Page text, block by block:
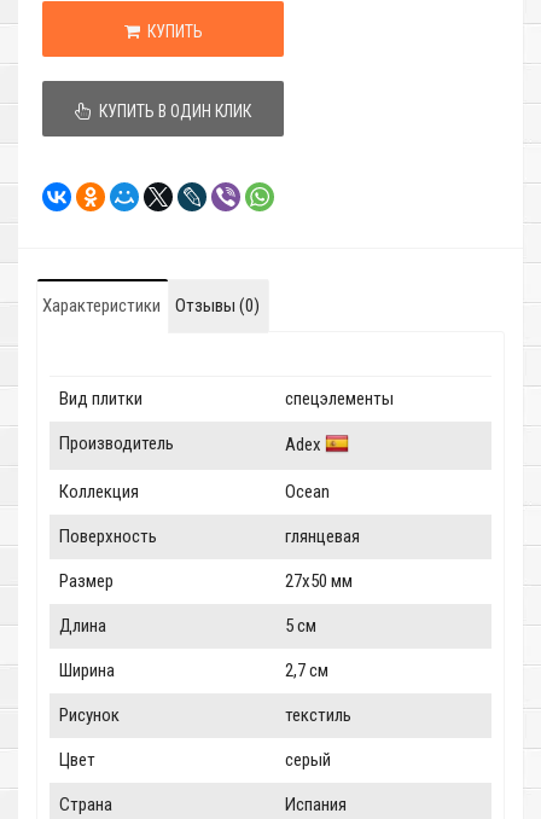
КУПИТЬ
КУПИТЬ В ОДИН КЛИК
Характеристики Отзывы (0)
Вид плитки спецэлементы
Производитель Adex
Коллекция Ocean
Поверхность глянцевая
Размер 27x50 мм
Длина 5 см
Ширина 2,7 см
Рисунок текстиль
Цвет серый
Страна Испания